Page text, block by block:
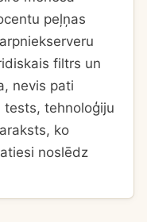
peļņas
filtrs un
nevis pati
tests, tehnoloģiju
ko
noslēdz